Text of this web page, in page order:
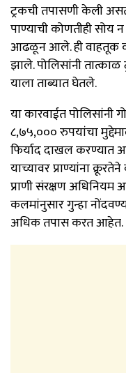
ट्रकची तपासणी केली
पाण्याची कोणतीही सोय
आढळून आले. ही वाहतूक
झाले. पोलिसांनी
याला ताब्यात घेतले.
या कारवाईत
८,७५,००० रुपयांचा
फिर्याद दाखल करण्यात
याच्यावर प्राण्यांना
प्राणी संरक्षण अधिनियम
कलमांनुसार गुन्हा
अधिक तपास करत आहेत.